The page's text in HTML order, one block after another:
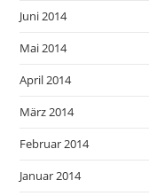
Juni 2014
Mai 2014
April 2014
März 2014
Februar 2014
Januar 2014